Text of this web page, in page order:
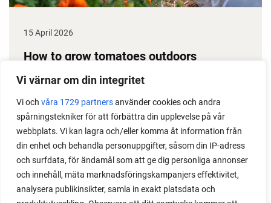
Vi värnar om din integritet
Vi och våra 1729 partnersanvänder cookies och andra
spårningstekniker för att förbättra din upplevelse på vår
webbplats. Vi kan lagra och/eller komma åt information från
din enhet och behandla personuppgifter, såsom din IP-adress
och surfdata, för ändamål som att ge dig personliga annonser
och innehåll, mäta marknadsföringskampanjers effektivitet,
analysera publikinsikter, samla in exakt platsdata och
15 April 2026
How to grow tomatoes outdoors
Do you need a greenhouse to grow tomatoes? This
readers. I grow tomatoes outdoors without any
issues. Why not give it a try?